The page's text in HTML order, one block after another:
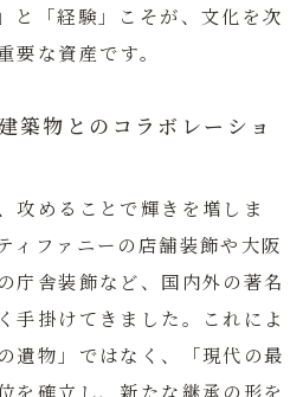
と「経験」こそが、文化を次
要な資産です。
築物とのコラボレーショ
攻めることで輝きを増しま
ィファニーの店舗装飾や大阪
庁舎装飾など、国内外の著名
手掛けてきました。これによ
遺物」ではなく、「現代の最
を確立し、新たな継承の形を